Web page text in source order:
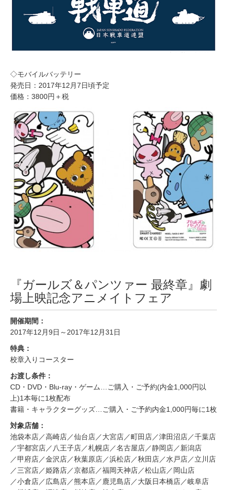
◇モバイルバッテリー
発売日：2017年12月7日頃予定
価格：3800円＋税
『ガールズ＆パンツァー 最終章』劇
場上映記念アニメイトフェア
開催期間：
2017年12月9日～2017年12月31日
特典：
校章入りコースター
お渡し条件：
CD・DVD・Blu-ray・ゲーム…ご購入・ご予約(内金1,000円以
上)1本毎に1枚配布
書籍・キャラクターグッズ…ご購入・ご予約内金1,000円毎に1枚
対象店舗：
池袋本店／高崎店／仙台店／大宮店／町田店／津田沼店／千葉店
／宇都宮店／八王子店／札幌店／名古屋店／静岡店／新潟店
／甲府店／金沢店／秋葉原店／浜松店／秋田店／水戸店／立川店
／三宮店／姫路店／京都店／福岡天神店／松山店／岡山店
／小倉店／広島店／熊本店／鹿児島店／大阪日本橋店／岐阜店